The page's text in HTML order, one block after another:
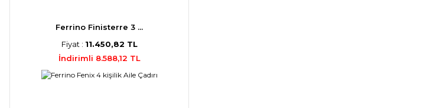
Ferrino Finisterre 3 ...
Fiyat : 11.450,82 TL
İndirimli 8.588,12 TL